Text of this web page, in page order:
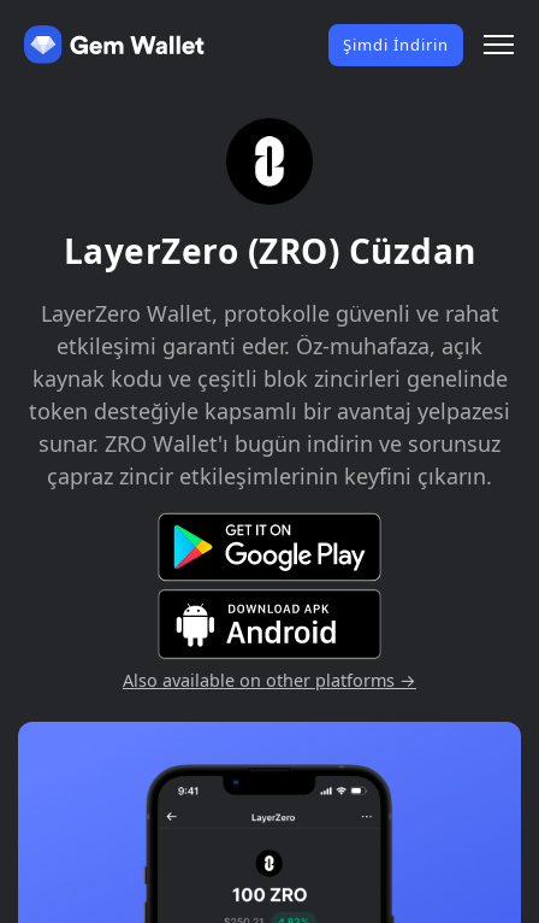
Şimdi İndirin
LayerZero (ZRO) Cüzdan
LayerZero Wallet, protokolle güvenli ve rahat
etkileşimi garanti eder. Öz-muhafaza, açık
kaynak kodu ve çeşitli blok zincirleri genelinde
token desteğiyle kapsamlı bir avantaj yelpazesi
sunar. ZRO Wallet'ı bugün indirin ve sorunsuz
çapraz zincir etkileşimlerinin keyfini çıkarın.
Also available on other platforms →